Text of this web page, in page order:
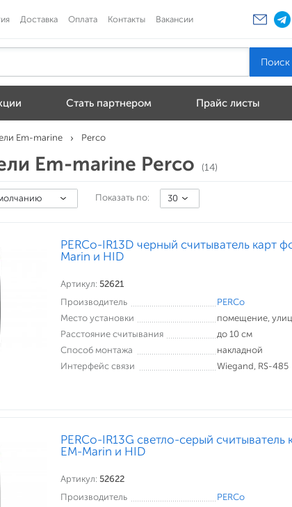
Доставка Оплата Контакты Вакансии
Стать партнером Прайс листы
Em-marine Perco
Em-marine Perco (14)
Показать по: 30
PERCo-IR13D черный считыватель карт
Marin и HID
Артикул: 52621
Производитель
PERCo
Место установки
помещение,
Расстояние считывания
до 10 см
Способ монтажа
накладной
Интерфейс связи
Wiegand, RS-485
PERCo-IR13G светло-серый
EM-Marin и HID
Артикул: 52622
Производитель
PERCo